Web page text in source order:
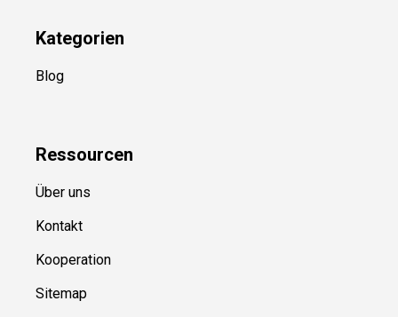
Kategorien
Blog
Ressourcen
Über uns
Kontakt
Kooperation
Sitemap